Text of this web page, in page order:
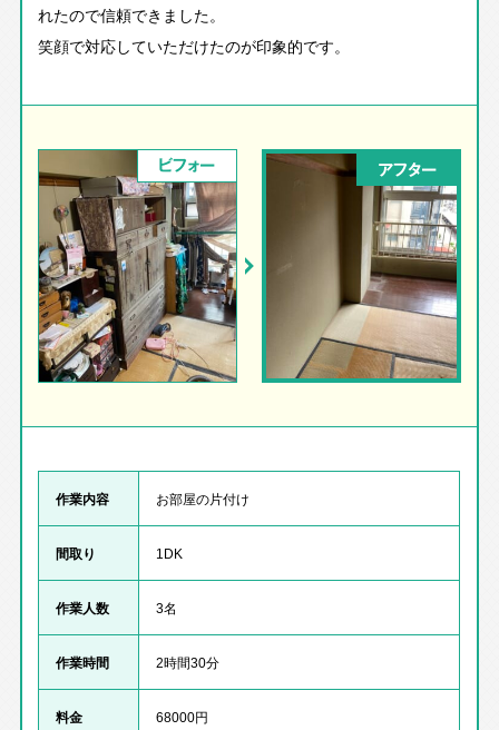
れたので信頼できました。
笑顔で対応していただけたのが印象的です。
ビフォー アフター
作業内容 お部屋の片付け
間取り 1DK
作業人数 3名
作業時間 2時間30分
料金 68000円